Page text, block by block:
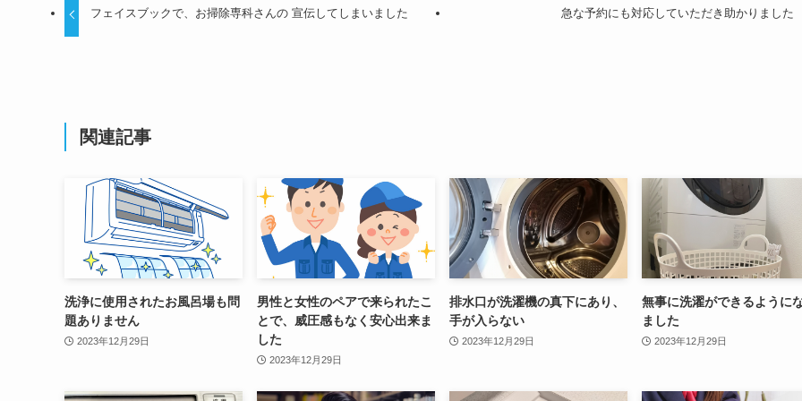
フェイスブックで、お掃除専科さんの 宣伝してしまいました 急な予約にも対応していただき助かりました
関連記事
洗浄に使用されたお風呂場も問
題ありません
2023年12月29日
男性と女性のペアで来られたこ
とで、威圧感もなく安心出来ま
した
2023年12月29日
排水口が洗濯機の真下にあり、
手が入らない
2023年12月29日
無事に洗濯ができるように
ました
2023年12月29日